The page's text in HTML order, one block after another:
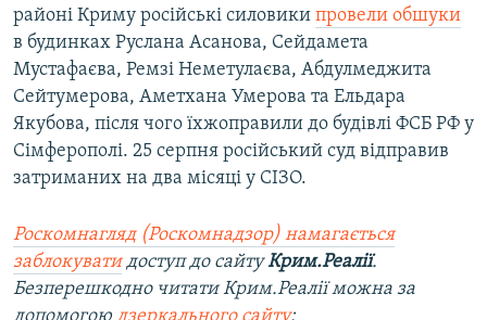
районі Криму російські силовики провели обшуки
в будинках Руслана Асанова, Сейдамета
Мустафаєва, Ремзі Неметулаєва, Абдулмеджита
Сейтумерова, Аметхана Умерова та Ельдара
Якубова, після чого їхжоправили до будівлі ФСБ РФ у
Сімферополі. 25 серпня російський суд відправив
затриманих на два місяці у СІЗО.
Роскомнагляд (Роскомнадзор) намагається
заблокуватидоступ до сайтуКрим.Реалії.
Безперешкодно читати Крим.Реалії можна за